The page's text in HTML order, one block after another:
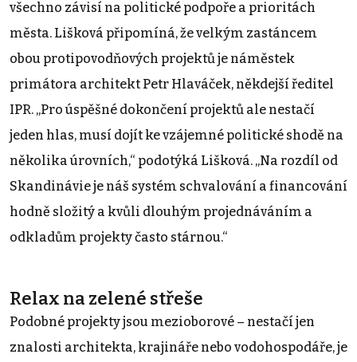
všechno závisí na politické podpoře a prioritách
města. Lišková připomíná, že velkým zastáncem
obou protipovodňových projektů je náměstek
primátora architekt Petr Hlaváček, někdejší ředitel
IPR. „Pro úspěšné dokončení projektů ale nestačí
jeden hlas, musí dojít ke vzájemné politické shodě na
několika úrovních,“ podotýká Lišková. „Na rozdíl od
Skandinávie je náš systém schvalování a financování
hodně složitý a kvůli dlouhým projednáváním a
odkladům projekty často stárnou.“
Relax na zelené střeše
Podobné projekty jsou mezioborové – nestačí jen
znalosti architekta, krajináře nebo vodohospodáře, je